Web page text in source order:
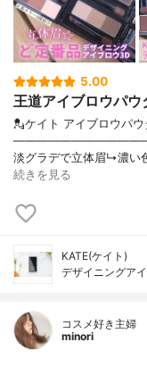
5.00
王道アイブロウパウ
💂ケイト アイブロウパ
淡グラデで立体眉↳濃い
続きを見る
KATE(ケイト)
デザイニングア
コスメ好き主婦
minori